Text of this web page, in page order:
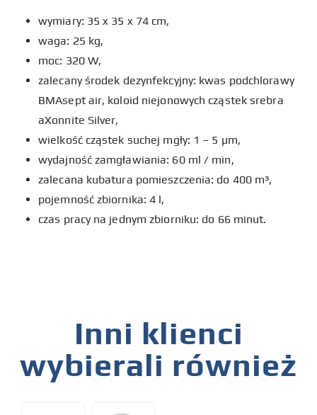
wymiary: 35 x 35 x 74 cm,
waga: 25 kg,
moc: 320 W,
zalecany środek dezynfekcyjny: kwas podchlorawy
BMAsept air, koloid niejonowych cząstek srebra
aXonnite Silver,
wielkość cząstek suchej mgły: 1 – 5 µm,
wydajność zamgławiania: 60 ml / min,
zalecana kubatura pomieszczenia: do 400 m³,
pojemność zbiornika: 4 l,
czas pracy na jednym zbiorniku: do 66 minut.
Inni klienci
wybierali również